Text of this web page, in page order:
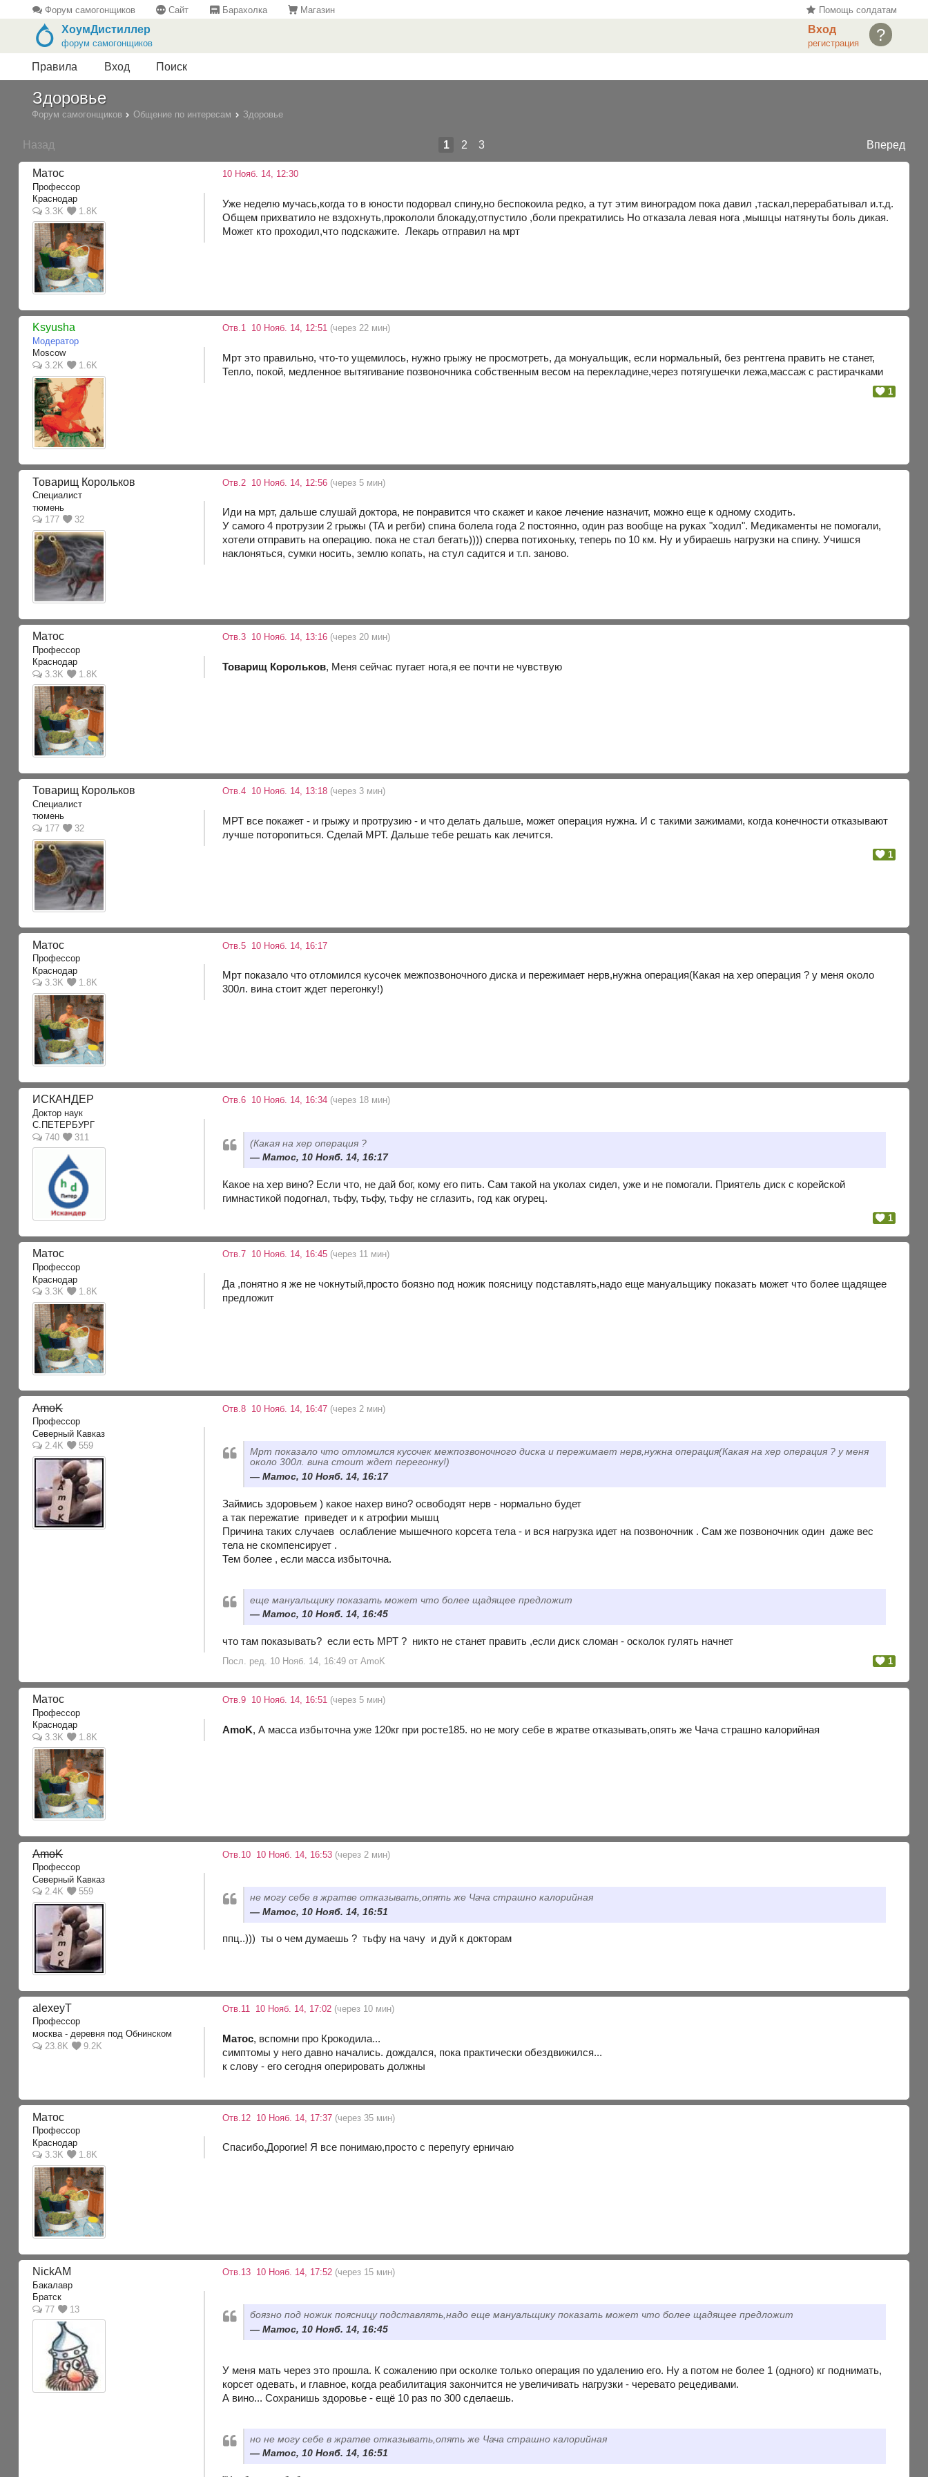
Форум самогонщиков Сайт Барахолка Магазин Помощь солдатам
?
Вход
регистрация
ХоумДистиллер
форум самогонщиков
Правила Вход Поиск
Здоровье
Форум самогонщиков Общение по интересам Здоровье
Назад Вперед
1 2 3
Матос
Профессор
Краснодар
3.3K
1.8K
10 Нояб. 14, 12:30
Уже неделю мучась,когда то в юности подорвал спину,но беспокоила редко, а тут этим виноградом пока давил ,таскал,перерабатывал и.т.д.
Общем прихватило не вздохнуть,прокололи блокаду,отпустило ,боли прекратились Но отказала левая нога ,мышцы натянуты боль дикая.
Может кто проходил,что подскажите. Лекарь отправил на мрт
Ksyusha
Модератор
Moscow
3.2K
1.6K
Отв.1 10 Нояб. 14, 12:51 (через 22 мин)
Мрт это правильно, что-то ущемилось, нужно грыжу не просмотреть, да монуальщик, если нормальный, без рентгена править не станет,
Тепло, покой, медленное вытягивание позвоночника собственным весом на перекладине,через потягушечки лежа,массаж с растирачками
1
Товарищ Корольков
Специалист
тюмень
177
32
Отв.2 10 Нояб. 14, 12:56 (через 5 мин)
Иди на мрт, дальше слушай доктора, не понравится что скажет и какое лечение назначит, можно еще к одному сходить.
У самого 4 протрузии 2 грыжы (ТА и регби) спина болела года 2 постоянно, один раз вообще на руках "ходил". Медикаменты не помогали,
хотели отправить на операцию. пока не стал бегать)))) сперва потихоньку, теперь по 10 км. Ну и убираешь нагрузки на спину. Учишся
наклоняться, сумки носить, землю копать, на стул садится и т.п. заново.
Матос
Профессор
Краснодар
3.3K
1.8K
Отв.3 10 Нояб. 14, 13:16 (через 20 мин)
Товарищ Корольков, Меня сейчас пугает нога,я ее почти не чувствую
Товарищ Корольков
Специалист
тюмень
177
32
Отв.4 10 Нояб. 14, 13:18 (через 3 мин)
МРТ все покажет - и грыжу и протрузию - и что делать дальше, может операция нужна. И с такими зажимами, когда конечности отказывают
лучше поторопиться. Сделай МРТ. Дальше тебе решать как лечится.
1
Матос
Профессор
Краснодар
3.3K
1.8K
Отв.5 10 Нояб. 14, 16:17
Мрт показало что отломился кусочек межпозвоночного диска и пережимает нерв,нужна операция(Какая на хер операция ? у меня около
300л. вина стоит ждет перегонку!)
ИСКАНДЕР
Доктор наук
С.ПЕТЕРБУРГ
740
311
Отв.6 10 Нояб. 14, 16:34 (через 18 мин)
(Какая на хер операция ?
Матос, 10 Нояб. 14, 16:17
Какое на хер вино? Если что, не дай бог, кому его пить. Сам такой на уколах сидел, уже и не помогали. Приятель диск с корейской
гимнастикой подогнал, тьфу, тьфу, тьфу не сглазить, год как огурец.
1
Матос
Профессор
Краснодар
3.3K
1.8K
Отв.7 10 Нояб. 14, 16:45 (через 11 мин)
Да ,понятно я же не чокнутый,просто боязно под ножик поясницу подставлять,надо еще мануальщику показать может что более щадящее
предложит
AmoK
Профессор
Северный Кавказ
2.4K
559
Отв.8 10 Нояб. 14, 16:47 (через 2 мин)
Мрт показало что отломился кусочек межпозвоночного диска и пережимает нерв,нужна операция(Какая на хер операция ? у меня
около 300л. вина стоит ждет перегонку!)
Матос, 10 Нояб. 14, 16:17
Займись здоровьем ) какое нахер вино? освободят нерв - нормально будет
а так пережатие приведет и к атрофии мышц
Причина таких случаев ослабление мышечного корсета тела - и вся нагрузка идет на позвоночник . Сам же позвоночник один даже вес
тела не скомпенсирует .
Тем более , если масса избыточна.
еще мануальщику показать может что более щадящее предложит
Матос, 10 Нояб. 14, 16:45
что там показывать? если есть МРТ ? никто не станет править ,если диск сломан - осколок гулять начнет
Посл. ред. 10 Нояб. 14, 16:49 от AmoK 1
Матос
Профессор
Краснодар
3.3K
1.8K
Отв.9 10 Нояб. 14, 16:51 (через 5 мин)
AmoK, А масса избыточна уже 120кг при росте185. но не могу себе в жратве отказывать,опять же Чача страшно калорийная
AmoK
Профессор
Северный Кавказ
2.4K
559
Отв.10 10 Нояб. 14, 16:53 (через 2 мин)
не могу себе в жратве отказывать,опять же Чача страшно калорийная
Матос, 10 Нояб. 14, 16:51
ппц..))) ты о чем думаешь ? тьфу на чачу и дуй к докторам
alexeyT
Профессор
москва - деревня под Обнинском
23.8K
9.2K
Отв.11 10 Нояб. 14, 17:02 (через 10 мин)
Матос, вспомни про Крокодила...
симптомы у него давно начались. дождался, пока практически обездвижился...
к слову - его сегодня оперировать должны
Матос
Профессор
Краснодар
3.3K
1.8K
Отв.12 10 Нояб. 14, 17:37 (через 35 мин)
Спасибо,Дорогие! Я все понимаю,просто с перепугу ерничаю
NickAM
Бакалавр
Братск
77
13
Отв.13 10 Нояб. 14, 17:52 (через 15 мин)
боязно под ножик поясницу подставлять,надо еще мануальщику показать может что более щадящее предложит
Матос, 10 Нояб. 14, 16:45
У меня мать через это прошла. К сожалению при осколке только операция по удалению его. Ну а потом не более 1 (одного) кг поднимать,
корсет одевать, и главное, когда реабилитация закончится не увеличивать нагрузки - черевато рецедивами.
А вино... Сохранишь здоровье - ещё 10 раз по 300 сделаешь.
но не могу себе в жратве отказывать,опять же Чача страшно калорийная
Матос, 10 Нояб. 14, 16:51